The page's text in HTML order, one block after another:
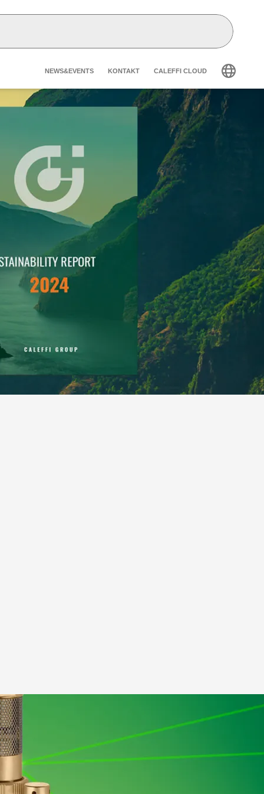
Header secondary
NEWS&EVENTS KONTAKT CALEFFI CLOUD